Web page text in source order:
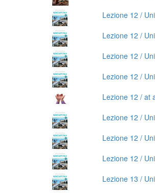
Lezione 12 /
Lezione 12 /
Lezione 12 /
Lezione 12 /
Lezione 12 / at
Lezione 12 /
Lezione 12 /
Lezione 12 /
Lezione 13 /